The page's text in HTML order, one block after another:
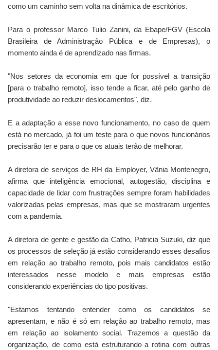
como um caminho sem volta na dinâmica de escritórios.
Para o professor Marco Tulio Zanini, da Ebape/FGV (Escola
Brasileira de Administração Pública e de Empresas), o
momento ainda é de aprendizado nas firmas.
"Nos setores da economia em que for possível a transição
[para o trabalho remoto], isso tende a ficar, até pelo ganho de
produtividade ao reduzir deslocamentos", diz.
E a adaptação a esse novo funcionamento, no caso de quem
está no mercado, já foi um teste para o que novos funcionários
precisarão ter e para o que os atuais terão de melhorar.
A diretora de serviços de RH da Employer, Vânia Montenegro,
afirma que inteligência emocional, autogestão, disciplina e
capacidade de lidar com frustrações sempre foram habilidades
valorizadas pelas empresas, mas que se mostraram urgentes
com a pandemia.
A diretora de gente e gestão da Catho, Patricia Suzuki, diz que
os processos de seleção já estão considerando esses desafios
em relação ao trabalho remoto, pois mais candidatos estão
interessados nesse modelo e mais empresas estão
considerando experiências do tipo positivas.
"Estamos tentando entender como os candidatos se
apresentam, e não é só em relação ao trabalho remoto, mas
em relação ao isolamento social. Trazemos a questão da
organização, de como está estruturando a rotina com outras